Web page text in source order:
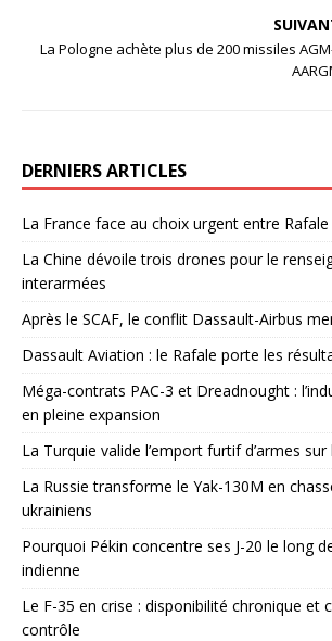
La Pologne achète plus de 200 missiles
DERNIERS ARTICLES
La France face au choix urgent entre
La Chine dévoile trois drones pour le
interarmées
Après le SCAF, le conflit Dassault-Airbus
Dassault Aviation : le Rafale porte les
Méga-contrats PAC-3 et Dreadnought :
en pleine expansion
La Turquie valide l’emport furtif d’armes sur
La Russie transforme le Yak-130M en
ukrainiens
Pourquoi Pékin concentre ses J-20 le long
indienne
Le F-35 en crise : disponibilité chronique et
contrôle